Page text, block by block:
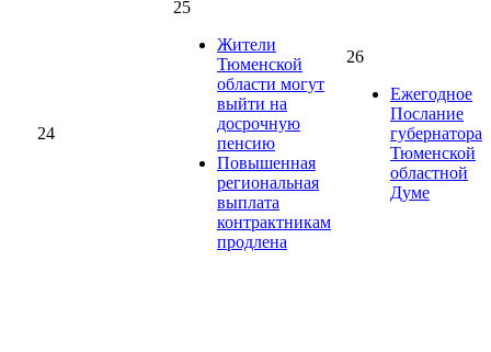
24
25
Жители
Тюменской
области могут
выйти на
досрочную
пенсию
Повышенная
региональная
выплата
контрактникам
продлена
26
Ежегодное
Послание
губернатора
Тюменской
областной
Думе